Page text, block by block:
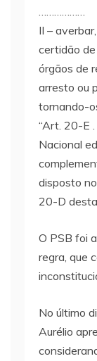
II –
certidão
órgãos de
arresto ou
tornando-
“Art. 20-E
Nacional
disposto
20-D desta
O PSB foi
regra, que
No último
Aurélio